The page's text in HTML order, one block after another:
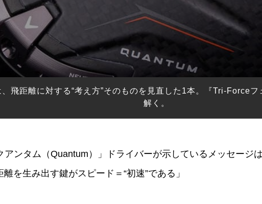
飛距離に対する“考え方”そのものを見直した1本。『Tri-Force
解く。
アンタム（Quantum）」ドライバーが示しているメッセージ
を生み出す鍵がスピード＝“初速”である」